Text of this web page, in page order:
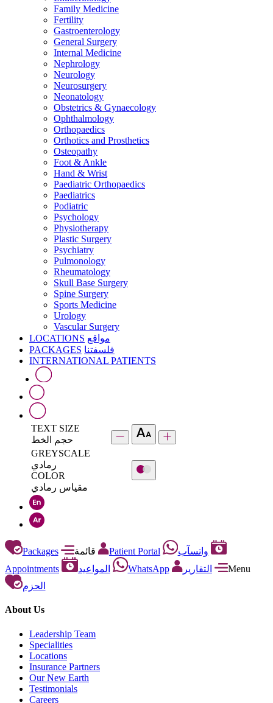
Family Medicine
Fertility
Gastroenterology
General Surgery
Internal Medicine
Nephrology
Neurology
Neurosurgery
Neonatology
Obstetrics & Gynaecology
Ophthalmology
Orthopaedics
Orthotics and Prosthetics
Osteopathy
Foot & Ankle
Hand & Wrist
Paediatric Orthopaedics
Paediatrics
Podiatric
Psychology
Physiotherapy
Plastic Surgery
Psychiatry
Pulmonology
Rheumatology
Skull Base Surgery
Spine Surgery
Sports Medicine
Urology
Vascular Surgery
LOCATIONS مواقع
PACKAGES فلسفتنا
INTERNATIONAL PATIENTS
TEXT SIZE
حجم الخط
GREYSCALE
رمادي
COLOR
مقياس رمادي
Packages Patient Portal
واتسآب
Appointments
المواعيد WhatsApp التقارير
Menu
الحزم
About Us
Leadership Team
Specialities
Locations
Insurance Partners
Our New Earth
Testimonials
Careers